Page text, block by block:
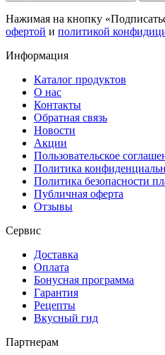
Нажимая на кнопку
офертой и политикой
Информация
Каталог продуктов
О нас
Контакты
Обратная связь
Новости
Акции
Пользовательское
Политика
Политика безопасности
Публичная оферта
Отзывы
Сервис
Доставка
Оплата
Бонусная программа
Гарантия
Рецепты
Вкусный гид
Партнерам